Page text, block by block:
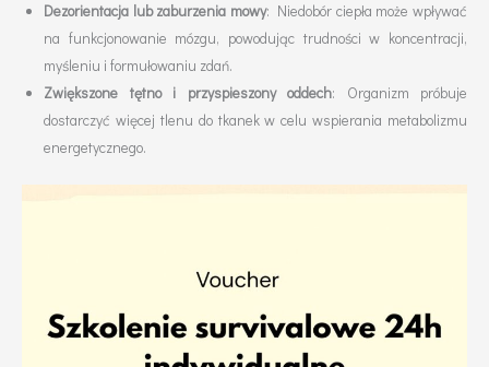
Dezorientacja lub zaburzenia mowy: Niedobór ciepła może wpływać
na funkcjonowanie mózgu, powodując trudności w koncentracji,
myśleniu i formułowaniu zdań.
Zwiększone tętno i przyspieszony oddech: Organizm próbuje
dostarczyć więcej tlenu do tkanek w celu wspierania metabolizmu
energetycznego.